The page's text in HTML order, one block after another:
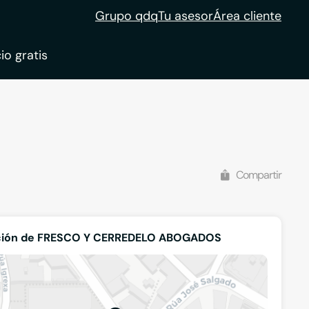
Grupo qdqTu asesorÁrea cliente
gratis
Compartir
de FRESCO Y CERREDELO ABOGADOS